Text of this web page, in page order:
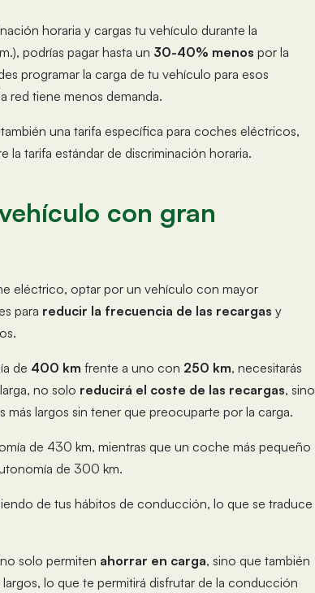
horaria y cargas tu vehículo durante la
podrías pagar hasta un 30-40% menos por la
programar la carga de tu vehículo para esos
red tiene menos demanda.
una tarifa específica para coches eléctricos,
la tarifa estándar de discriminación horaria.
con gran
eléctrico, optar por un vehículo con mayor
para reducir la frecuencia de las recargas y
de 400 km frente a uno con 250 km, necesitarás
no solo reducirá el coste de las recargas, sino
más largos sin tener que preocuparte por la carga.
de 430 km, mientras que un coche más pequeño
de 300 km.
de tus hábitos de conducción, lo que se traduce
solo permiten ahorrar en carga, sino que también
largos, lo que te permitirá disfrutar de la conducción